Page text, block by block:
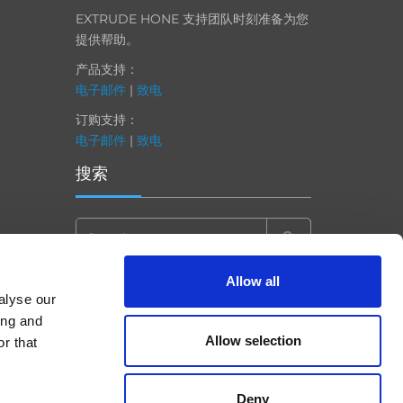
our
and
that
Allow all
Allow selection
Deny
EXTRUDE HONE 支持团队时刻准备为您
提供帮助。
产品支持：
电子邮件| 致电
订购支持：
电子邮件| 致电
搜索
Search